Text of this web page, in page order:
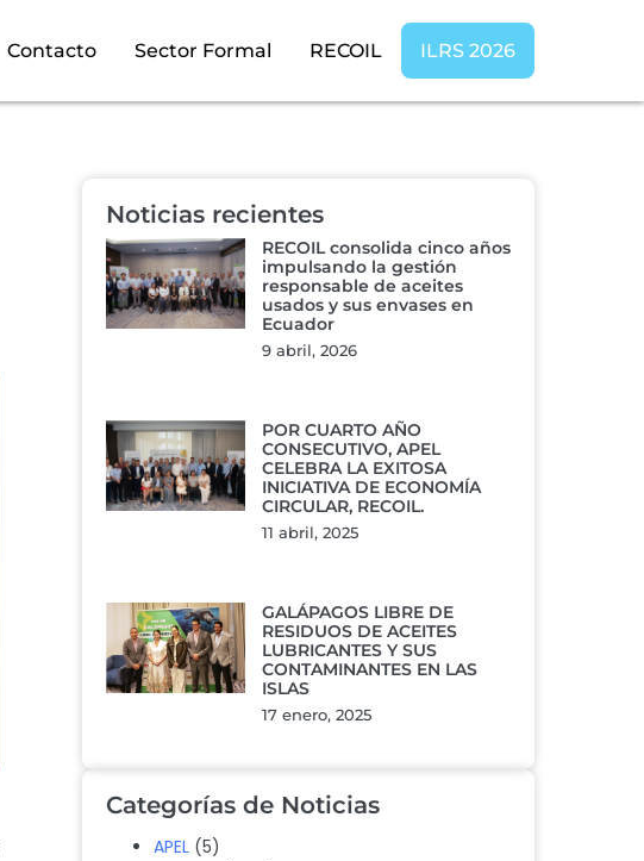
Contacto Sector Formal RECOIL ILRS 2026
Noticias recientes
RECOIL consolida cinco años
impulsando la gestión
responsable de aceites
usados y sus envases en
Ecuador
9 abril, 2026
POR CUARTO AÑO
CONSECUTIVO, APEL
CELEBRA LA EXITOSA
INICIATIVA DE ECONOMÍA
CIRCULAR, RECOIL.
11 abril, 2025
GALÁPAGOS LIBRE DE
RESIDUOS DE ACEITES
LUBRICANTES Y SUS
CONTAMINANTES EN LAS
ISLAS
17 enero, 2025
Categorías de Noticias
APEL (5)